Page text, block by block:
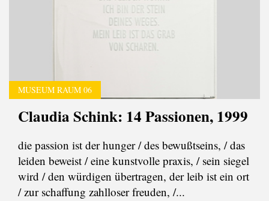
MUSEUM RAUM 06
Claudia Schink: 14 Passionen, 1999
die passion ist der hunger / des bewußtseins, / das
leiden beweist / eine kunstvolle praxis, / sein siegel
wird / den würdigen übertragen, der leib ist ein ort
/ zur schaffung zahlloser freuden, /...